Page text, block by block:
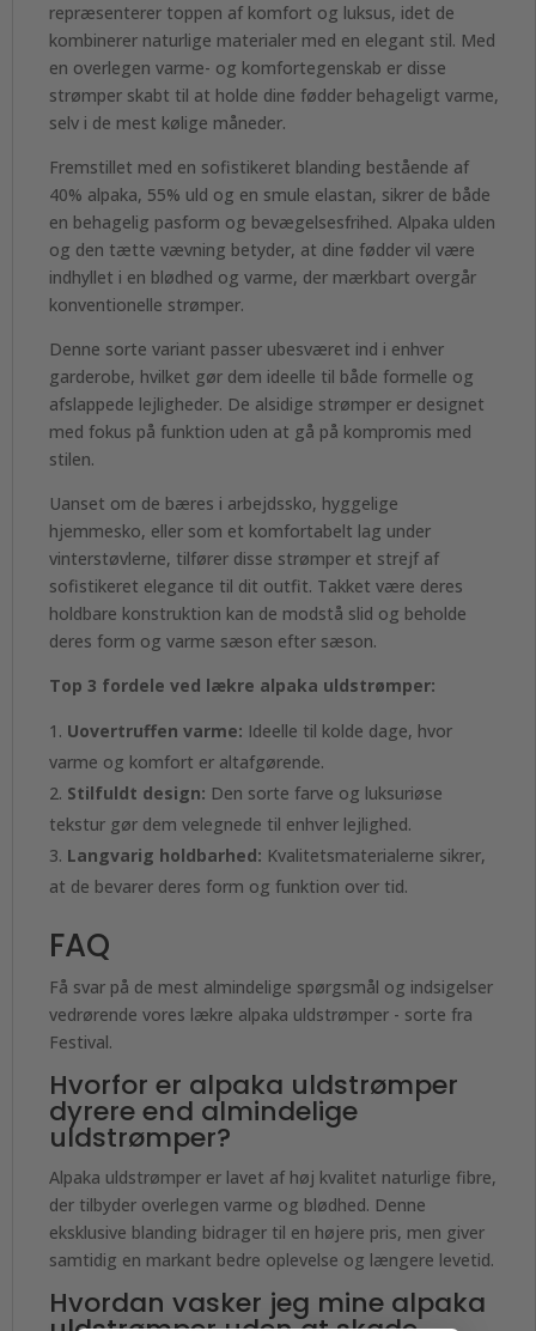
repræsenterer toppen af komfort og luksus, idet de
kombinerer naturlige materialer med en elegant stil. Med
en overlegen varme- og komfortegenskab er disse
strømper skabt til at holde dine fødder behageligt varme,
selv i de mest kølige måneder.
Fremstillet med en sofistikeret blanding bestående af
40% alpaka, 55% uld og en smule elastan, sikrer de både
en behagelig pasform og bevægelsesfrihed. Alpaka ulden
og den tætte vævning betyder, at dine fødder vil være
indhyllet i en blødhed og varme, der mærkbart overgår
konventionelle strømper.
Denne sorte variant passer ubesværet ind i enhver
garderobe, hvilket gør dem ideelle til både formelle og
afslappede lejligheder. De alsidige strømper er designet
med fokus på funktion uden at gå på kompromis med
stilen.
Uanset om de bæres i arbejdssko, hyggelige
hjemmesko, eller som et komfortabelt lag under
vinterstøvlerne, tilfører disse strømper et strejf af
sofistikeret elegance til dit outfit. Takket være deres
holdbare konstruktion kan de modstå slid og beholde
deres form og varme sæson efter sæson.
Top 3 fordele ved lækre alpaka uldstrømper:
Uovertruffen varme: Ideelle til kolde dage, hvor
varme og komfort er altafgørende.
Stilfuldt design: Den sorte farve og luksuriøse
tekstur gør dem velegnede til enhver lejlighed.
Langvarig holdbarhed: Kvalitetsmaterialerne sikrer,
at de bevarer deres form og funktion over tid.
FAQ
Få svar på de mest almindelige spørgsmål og indsigelser
vedrørende vores lækre alpaka uldstrømper - sorte fra
Festival.
Hvorfor er alpaka uldstrømper
dyrere end almindelige
uldstrømper?
Alpaka uldstrømper er lavet af høj kvalitet naturlige fibre,
der tilbyder overlegen varme og blødhed. Denne
eksklusive blanding bidrager til en højere pris, men giver
samtidig en markant bedre oplevelse og længere levetid.
Hvordan vasker jeg mine alpaka